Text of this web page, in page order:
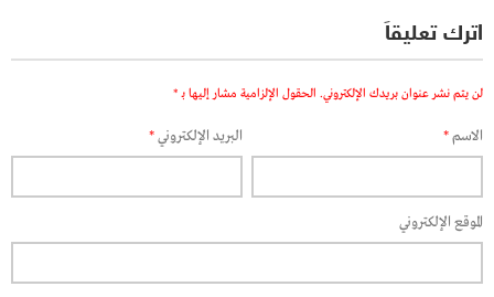
اترك تعليقاً
لن يتم نشر عنوان بريدك الإلكتروني. الحقول الإلزامية مشار إليها بـ *
الاسم* البريد الإلكتروني*
الموقع الإلكتروني